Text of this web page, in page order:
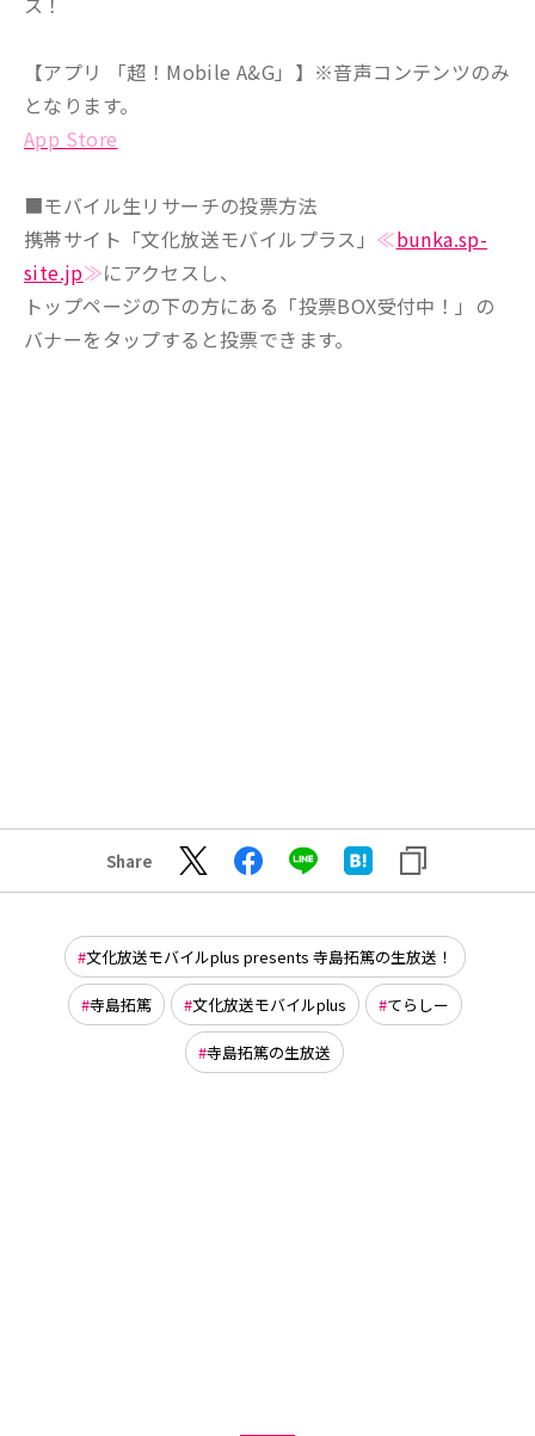
【アプリ 「超！Mobile A&G」】※音声コンテンツのみ
となります。
App Store
■モバイル生リサーチの投票方法
携帯サイト「文化放送モバイルプラス」 ≪bunka.sp-
site.jp≫にアクセスし、
トップページの下の方にある「投票BOX受付中！」の
バナーをタップすると投票できます。
Share
文化放送モバイルplus presents 寺島拓篤の生放送！
寺島拓篤 文化放送モバイルplus てらしー
寺島拓篤の生放送